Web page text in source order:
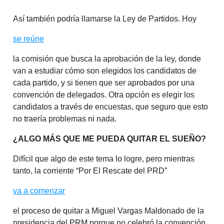
Así también podría llamarse la Ley de Partidos. Hoy
se reúne
la comisión que busca la aprobación de la ley, donde
van a estudiar cómo son elegidos los candidatos de
cada partido, y si tienen que ser aprobados por una
convención de delegados. Otra opción es elegir los
candidatos a través de encuestas, que seguro que esto
no traería problemas ni nada.
¿ALGO MÁS QUE ME PUEDA QUITAR EL SUEÑO?
Difícil que algo de este tema lo logre, pero mientras
tanto, la corriente “Por El Rescate del PRD”
va a comenzar
el proceso de quitar a Miguel Vargas Maldonado de la